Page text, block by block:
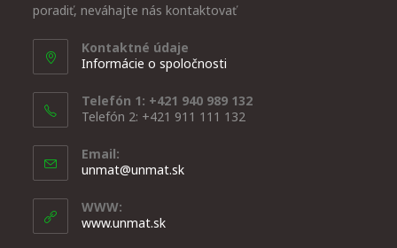
poradiť, neváhajte nás kontaktovať
Kontaktné údaje
Informácie o spoločnosti
Telefón 1: +421 940 989 132
Telefón 2: +421 911 111 132
Email:
unmat@unmat.sk
WWW:
www.unmat.sk